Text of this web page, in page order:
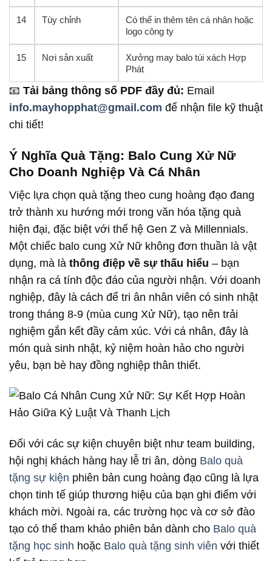
14 Tùy chỉnh
Có thể in thêm tên cá nhân hoặc
logo công ty
15 Nơi sản xuất
Xưởng may balo túi xách Hợp
Phát
📧 Tải bảng thông số PDF đầy đủ: Email
info.mayhopphat@gmail.com để nhận file kỹ thuật
chi tiết!
Ý Nghĩa Quà Tặng: Balo Cung Xử Nữ
Cho Doanh Nghiệp Và Cá Nhân
Việc lựa chọn quà tặng theo cung hoàng đạo đang
trở thành xu hướng mới trong văn hóa tặng quà
hiện đại, đặc biệt với thế hệ Gen Z và Millennials.
Một chiếc balo cung Xử Nữ không đơn thuần là vật
dụng, mà là thông điệp về sự thấu hiểu – bạn
nhận ra cá tính độc đáo của người nhận. Với doanh
nghiệp, đây là cách để tri ân nhân viên có sinh nhật
trong tháng 8-9 (mùa cung Xử Nữ), tạo nên trải
nghiệm gắn kết đầy cảm xúc. Với cá nhân, đây là
món quà sinh nhật, kỷ niệm hoàn hảo cho người
yêu, bạn bè hay đồng nghiệp thân thiết.
Đối với các sự kiện chuyên biệt như team building,
hội nghị khách hàng hay lễ tri ân, dòng Balo quà
tặng sự kiện phiên bản cung hoàng đạo cũng là lựa
chọn tinh tế giúp thương hiệu của bạn ghi điểm với
khách mời. Ngoài ra, các trường học và cơ sở đào
tạo có thể tham khảo phiên bản dành cho Balo quà
tặng học sinh hoặc Balo quà tặng sinh viên với thiết